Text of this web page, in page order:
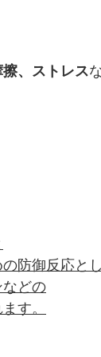
、ストレス
防御反応とし
どの
す。